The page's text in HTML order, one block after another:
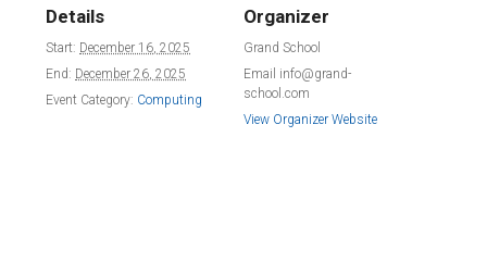
Details
Start: December 16, 2025
End: December 26, 2025
Event Category: Computing
Organizer
Grand School
Email info@grand-
school.com
View Organizer Website